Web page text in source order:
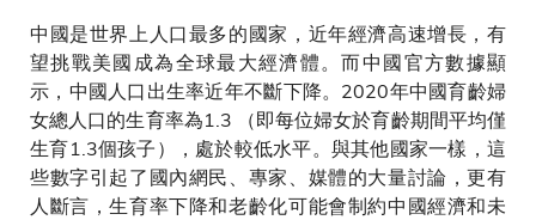
中國是世界上人口最多的國家，近年經濟高速增長，有
望挑戰美國成為全球最大經濟體。而中國官方數據顯
示，中國人口出生率近年不斷下降。2020年中國育齡婦
女總人口的生育率為1.3 （即每位婦女於育齡期間平均僅
生育1.3個孩子），處於較低水平。與其他國家一樣，這
些數字引起了國內網民、專家、媒體的大量討論，更有
人斷言，生育率下降和老齡化可能會制約中國經濟和未